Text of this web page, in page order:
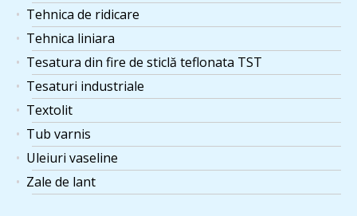
Tehnica de ridicare
Tehnica liniara
Tesatura din fire de sticlă teflonata TST
Tesaturi industriale
Textolit
Tub varnis
Uleiuri vaseline
Zale de lant